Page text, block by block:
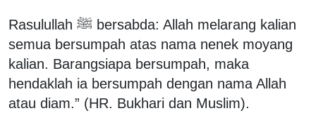
Rasulullah ﷺ bersabda: Allah melarang kalian
semua bersumpah atas nama nenek moyang
kalian. Barangsiapa bersumpah, maka
hendaklah ia bersumpah dengan nama Allah
atau diam.” (HR. Bukhari dan Muslim).